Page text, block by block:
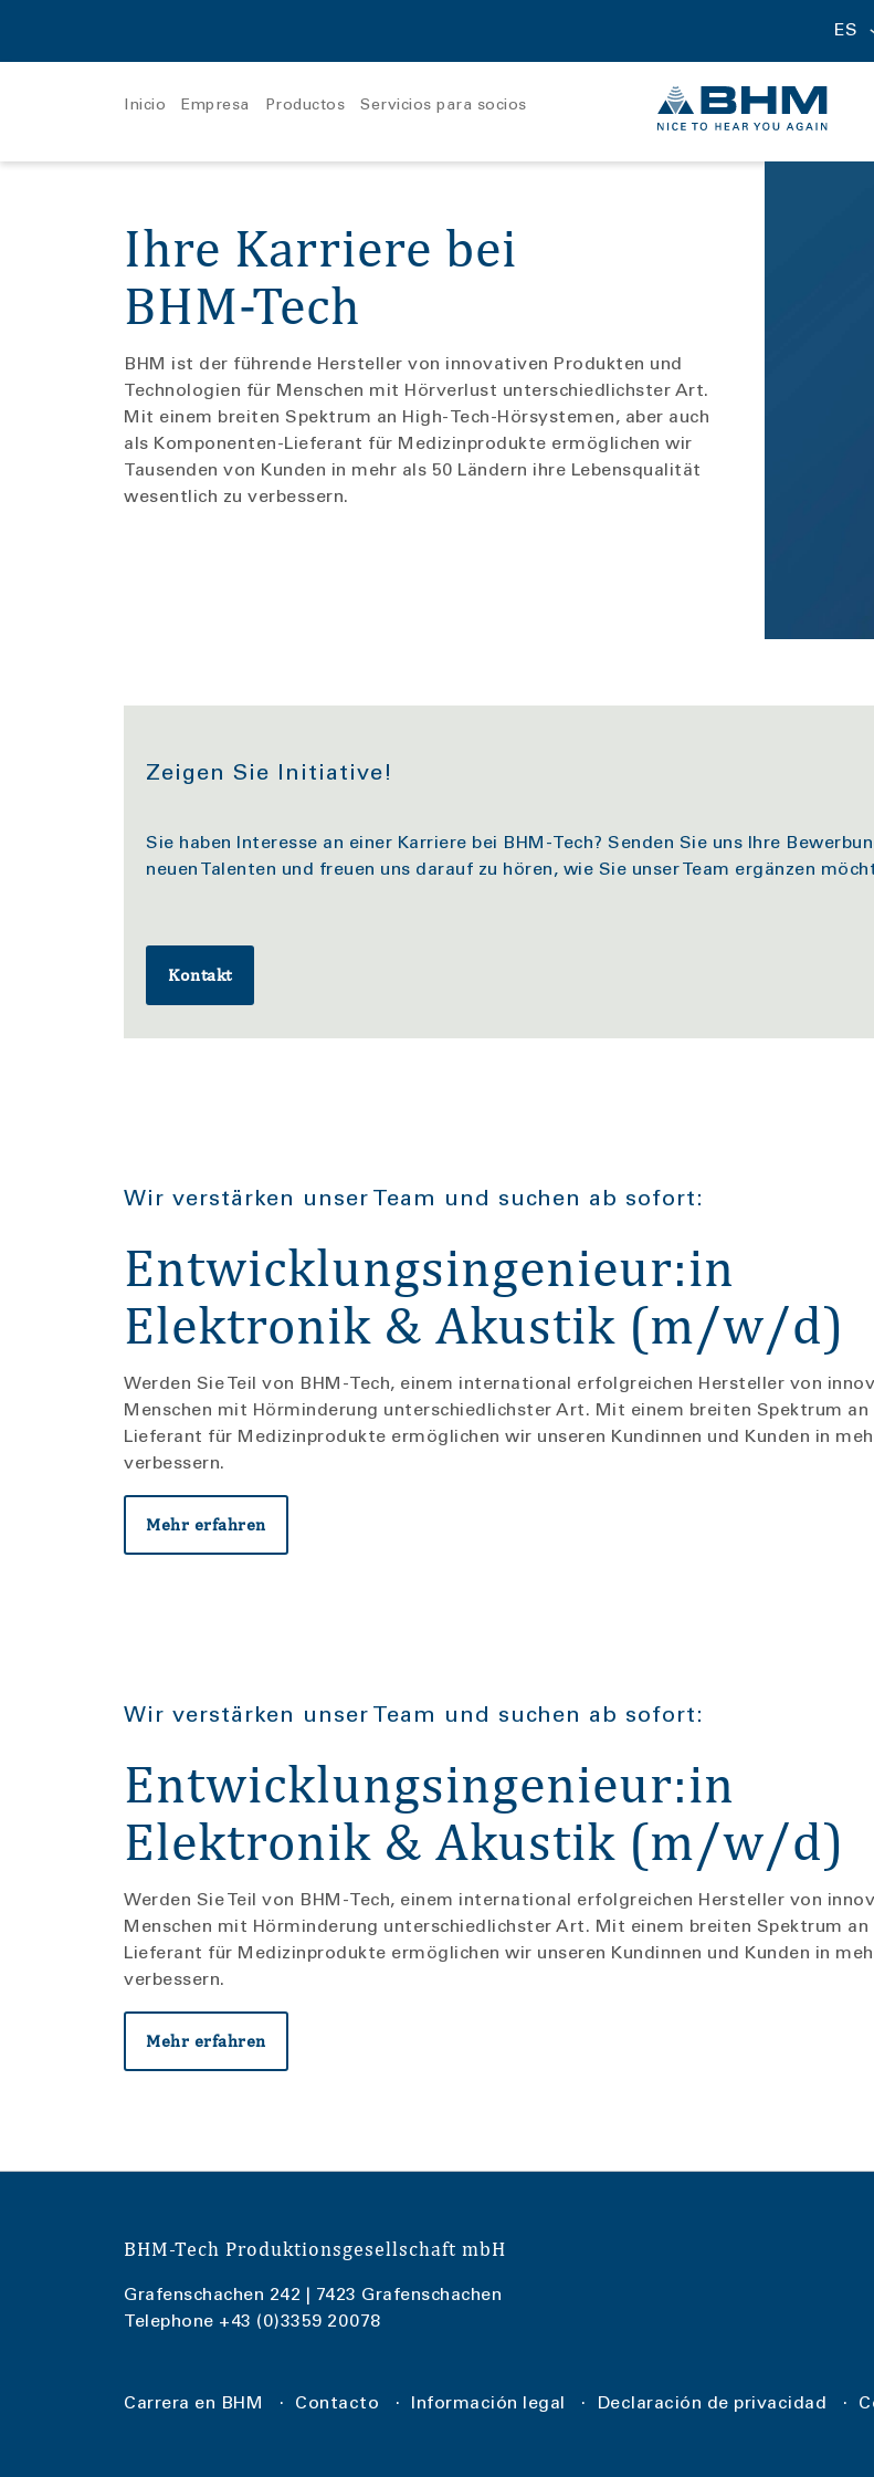
ES
Inicio Empresa Productos Servicios para socios
Carrera en BHM
contact star evo1 contact forte
Viper 170P
Ihre Karriere bei
BHM-Tech
BHM ist der führende Hersteller von innovativen Produkten und
Technologien für Menschen mit Hörverlust unterschiedlichster Art.
Mit einem breiten Spektrum an High-Tech-Hörsystemen, aber auch
als Komponenten-Lieferant für Medizinprodukte ermöglichen wir
Tausenden von Kunden in mehr als 50 Ländern ihre Lebensqualität
wesentlich zu verbessern.
Zeigen Sie Initiative!
Sie haben Interesse an einer Karriere bei BHM-Tech? Senden Sie uns Ihre
neuen Talenten und freuen uns darauf zu hören, wie Sie unser Team ergänzen
Kontakt
Wir verstärken unser Team und suchen ab sofort:
Entwicklungsingenieur:in
Elektronik & Akustik (m/w/d)
Werden Sie Teil von BHM-Tech, einem international erfolgreichen Hersteller von
Menschen mit Hörminderung unterschiedlichster Art. Mit einem breiten Spektrum
Lieferant für Medizinprodukte ermöglichen wir unseren Kundinnen und Kunden in
verbessern.
Mehr erfahren
Wir verstärken unser Team und suchen ab sofort:
Entwicklungsingenieur:in
Elektronik & Akustik (m/w/d)
Werden Sie Teil von BHM-Tech, einem international erfolgreichen Hersteller von
Menschen mit Hörminderung unterschiedlichster Art. Mit einem breiten Spektrum
Lieferant für Medizinprodukte ermöglichen wir unseren Kundinnen und Kunden in
verbessern.
Mehr erfahren
BHM-Tech Produktionsgesellschaft mbH
Grafenschachen 242 | 7423 Grafenschachen
Telephone +43 (0)3359 20078
Carrera en BHM Contacto Información legal Declaración de privacidad